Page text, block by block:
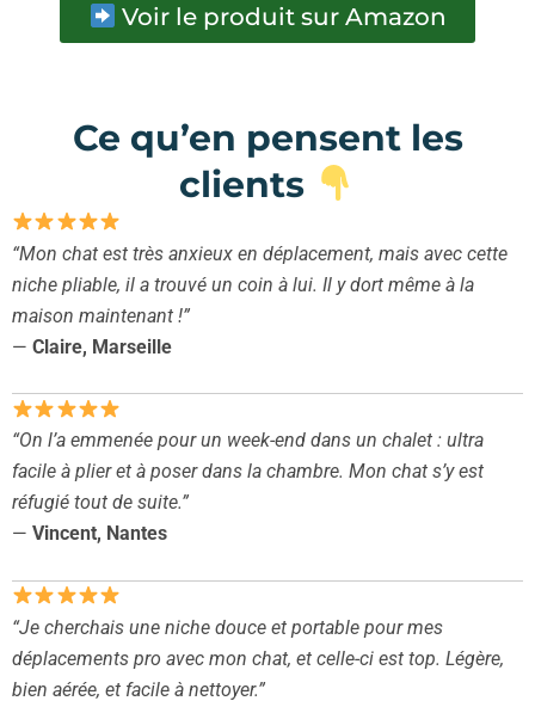
Voir le produit sur Amazon
Ce qu’en pensent les
clients
“Mon chat est très anxieux en déplacement, mais avec cette
niche pliable, il a trouvé un coin à lui. Il y dort même à la
maison maintenant !”
— Claire, Marseille
“On l’a emmenée pour un week-end dans un chalet : ultra
facile à plier et à poser dans la chambre. Mon chat s’y est
réfugié tout de suite.”
— Vincent, Nantes
“Je cherchais une niche douce et portable pour mes
déplacements pro avec mon chat, et celle-ci est top. Légère,
bien aérée, et facile à nettoyer.”